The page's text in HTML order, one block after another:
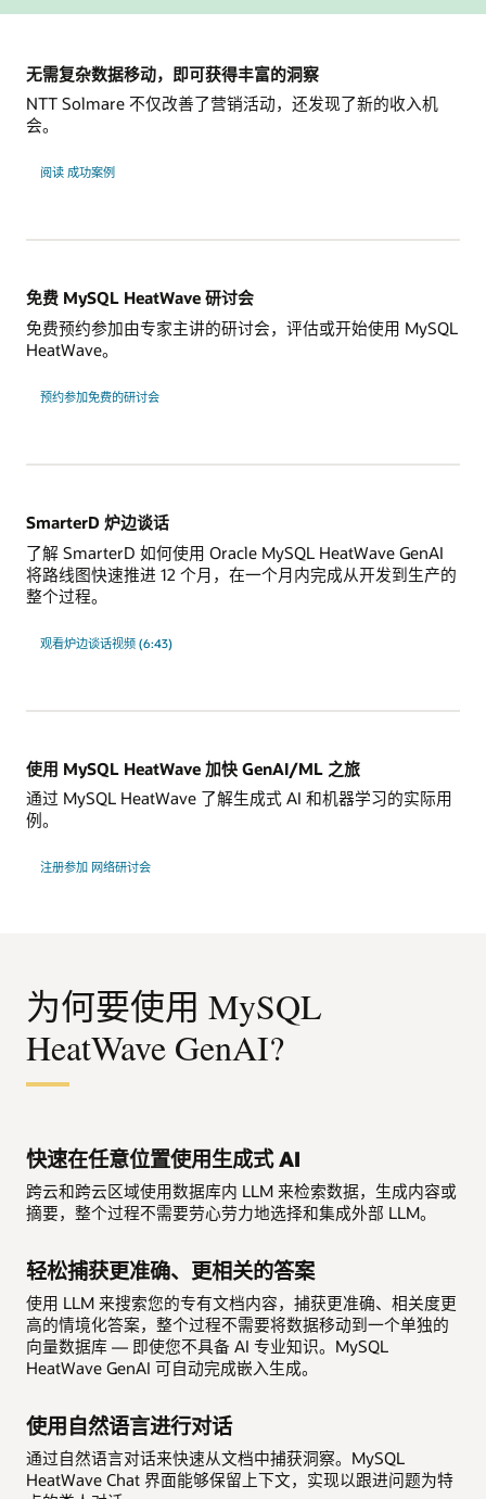
无需复杂数据移动，即可获得丰富的洞察
NTT Solmare 不仅改善了营销活动，还发现了新的收入机
会。
阅读
Solmare成功案例
免费 MySQL HeatWave 研讨会
免费预约参加由专家主讲的研讨会，评估或开始使用 MySQL
HeatWave。
预约参加免费的研讨会
SmarterD 炉边谈话
了解 SmarterD 如何使用 Oracle MySQL HeatWave GenAI
将路线图快速推进 12 个月，在一个月内完成从开发到生产的
整个过程。
观看炉边谈话视频 (6:43)
使用 MySQL HeatWave 加快 GenAI/ML 之旅
通过 MySQL HeatWave 了解生成式 AI 和机器学习的实际用
例。
注册参加 网络研讨会
为何要使用 MySQL
HeatWave GenAI?
快速在任意位置使用生成式 AI
跨云和跨云区域使用数据库内 LLM 来检索数据，生成内容或
摘要，整个过程不需要劳心劳力地选择和集成外部 LLM。
轻松捕获更准确、更相关的答案
使用 LLM 来搜索您的专有文档内容，捕获更准确、相关度更
高的情境化答案，整个过程不需要将数据移动到一个单独的
向量数据库 — 即使您不具备 AI 专业知识。MySQL
HeatWave GenAI 可自动完成嵌入生成。
使用自然语言进行对话
通过自然语言对话来快速从文档中捕获洞察。MySQL
HeatWave Chat 界面能够保留上下文，实现以跟进问题为特